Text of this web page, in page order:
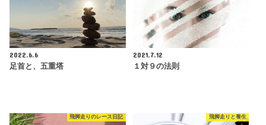
2022.6.6
足首と、五重塔
2021.7.12
１対９の法則
飛脚走りのレース日記 飛脚走りと養生